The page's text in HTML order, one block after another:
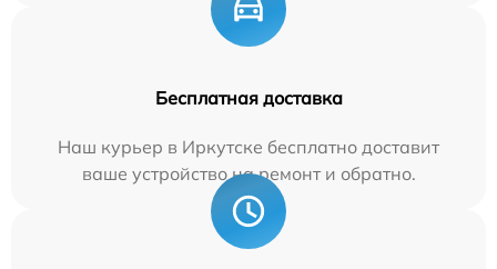
Бесплатная доставка
Наш курьер в Иркутске бесплатно доставит
ваше устройство на ремонт и обратно.